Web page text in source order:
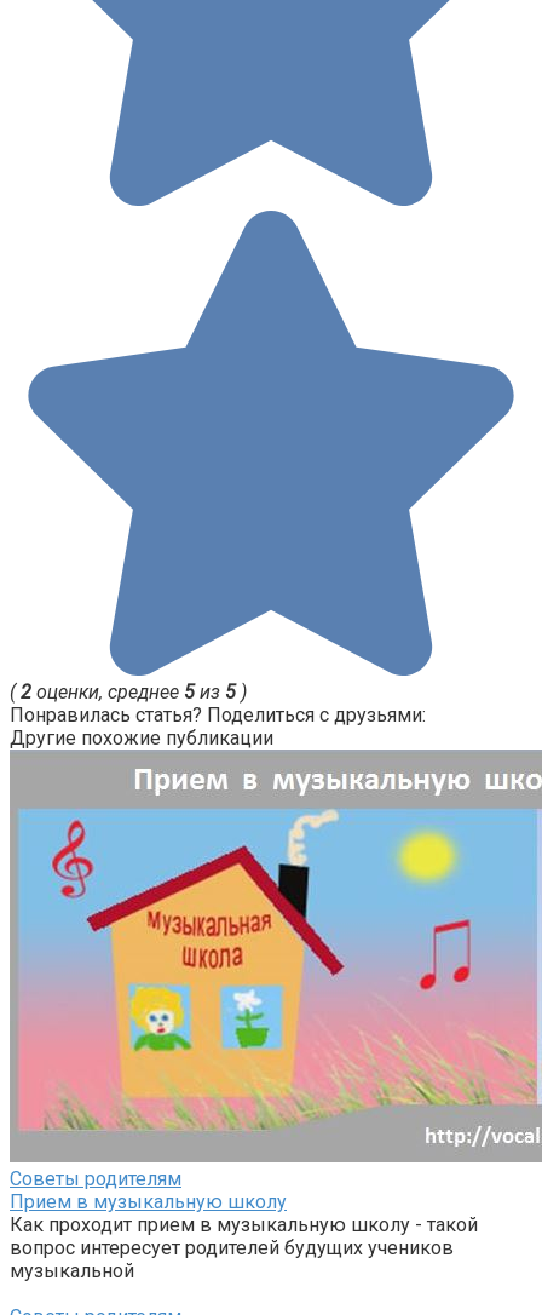
(2 оценки, среднее 5из 5)
Понравилась статья? Поделиться с друзьями:
Другие похожие публикации
Советы родителям
Прием в музыкальную школу
Как проходит прием в музыкальную школу - такой
вопрос интересует родителей будущих учеников
музыкальной